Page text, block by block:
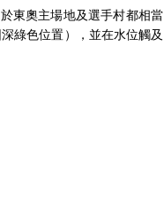
東奧主場地及選手村都相當
綠色位置），並在水位觸及